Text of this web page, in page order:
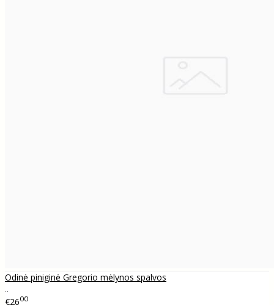
Odinė piniginė Gregorio mėlynos spalvos
..
€2600